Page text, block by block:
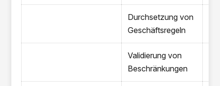
Durchsetzung von
Geschäftsregeln
Validierung von
Beschränkungen